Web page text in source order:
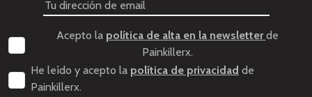
Acepto la política de alta en la newsletterde
Painkillerx.
He leído y acepto la política de privacidad de
Painkillerx.